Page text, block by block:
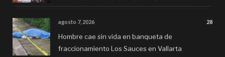
agosto 7, 2026 28
Hombre cae sin vida en banqueta de
fraccionamiento Los Sauces en Vallarta